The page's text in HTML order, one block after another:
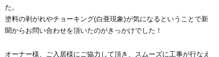
た。
塗料の剥がれやチョーキング(白亜現象)が気になるということで新
聞からお問い合わせを頂いたのがきっかけでした！
オーナー様、ご入居様にご協力して頂き、スムーズに工事が行なえ